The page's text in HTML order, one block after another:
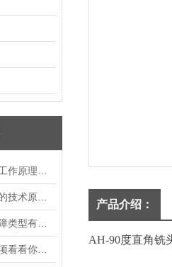
产品介绍：
AH-90度直角铣